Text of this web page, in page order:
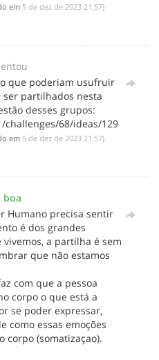
em ‎5 de dez de 2023 21:57)
que poderiam usufruir
ser partilhados nesta
desses grupos:
68/ideas/129
em ‎5 de dez de 2023 21:57)
boa
Humano precisa sentir
é dos grandes
a partilha é sem
que não estamos
com que a pessoa
corpo o que está a
se poder expressar,
como essas emoções
corpo (somatizaçao).